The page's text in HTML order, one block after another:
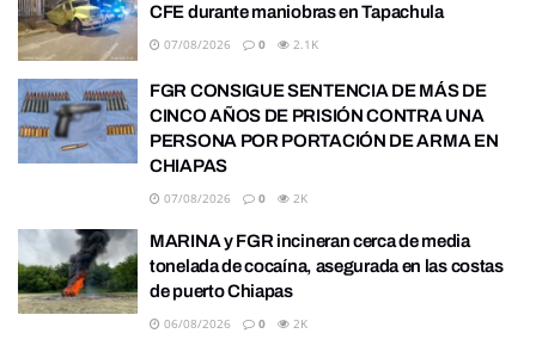
CFE durante maniobras en Tapachula
07/08/2026 0 2.1K
FGR CONSIGUE SENTENCIA DE MÁS DE
CINCO AÑOS DE PRISIÓN CONTRA UNA
PERSONA POR PORTACIÓN DE ARMA EN
CHIAPAS
07/08/2026 0 2K
MARINA y FGR incineran cerca de media
tonelada de cocaína, asegurada en las costas
de puerto Chiapas
06/08/2026 0 2K